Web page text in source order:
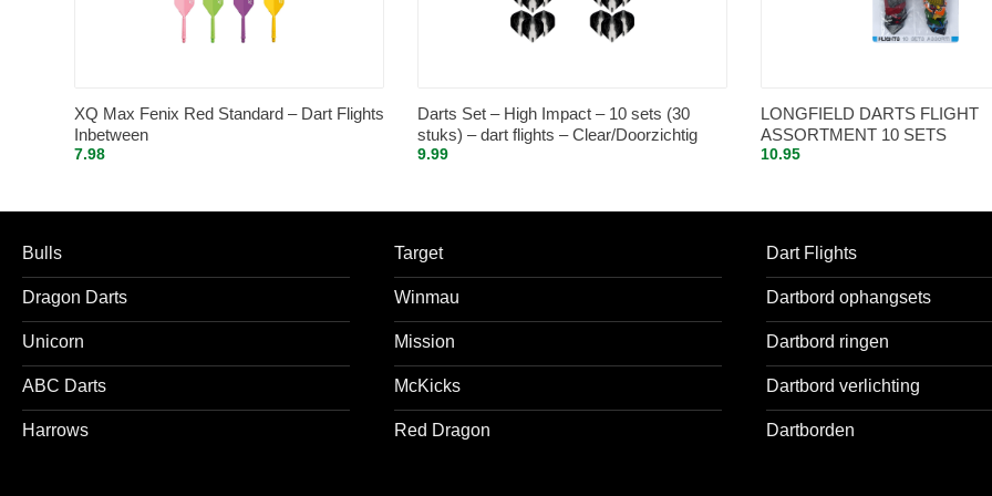
XQ Max Fenix Red Standard – Dart Flights
Inbetween
7.98
Darts Set – High Impact – 10 sets (30
stuks) – dart flights – Clear/Doorzichtig
9.99
LONGFIELD DARTS FLIGHT
ASSORTMENT 10 SETS
10.95
Bulls
Dragon Darts
Unicorn
ABC Darts
Harrows
Target
Winmau
Mission
McKicks
Red Dragon
Dart Flights
Dartbord ophangsets
Dartbord ringen
Dartbord verlichting
Dartborden